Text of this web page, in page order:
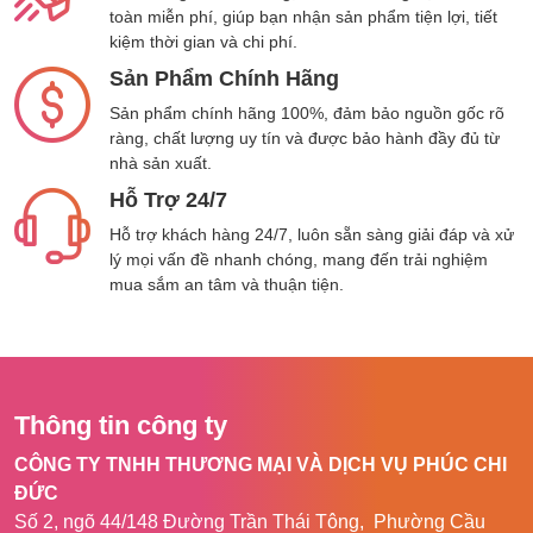
chóng và chính xác cả người đi bộ và người đi
xe đạp trong tầm nhìn. Điều này giúp camera
đưa ra các cảnh báo kịp thời, giúp bạn ngăn
ngừa tai nạn và bảo vệ tính mạng của mọi
người trong quá trình lái xe.
Công nghệ định vị kép GPS &
GLONASS
Hệ thống định vị của 70mai M500 nhận tín
dặm/giờ) và tọa độ, những thông tin quan
trọng cho việc hỗ trợ và yêu cầu bảo hiểm
trong trường hợp xảy ra tai nạn.
toàn miễn phí, giúp bạn nhận sản phẩm tiện lợi, tiết
kiệm thời gian và chi phí.
Sản Phẩm Chính Hãng
Sản phẩm chính hãng 100%, đảm bảo nguồn gốc rõ
ràng, chất lượng uy tín và được bảo hành đầy đủ từ
nhà sản xuất.
Hỗ Trợ 24/7
Hỗ trợ khách hàng 24/7, luôn sẵn sàng giải đáp và xử
lý mọi vấn đề nhanh chóng, mang đến trải nghiệm
mua sắm an tâm và thuận tiện.
Thông tin công ty
CÔNG TY TNHH THƯƠNG MẠI VÀ DỊCH VỤ PHÚC CHI
ĐỨC
Số 2, ngõ 44/148 Đường Trần Thái Tông, Phường Cầu